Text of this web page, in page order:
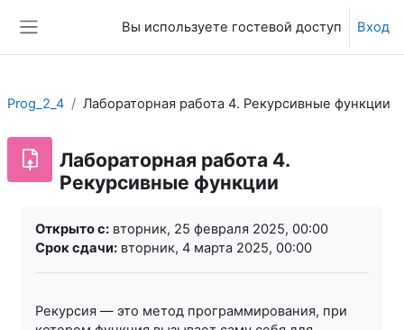
Вы используете гостевой доступ Вход
Prog_2_4 Лабораторная работа 4. Рекурсивные функции
Лабораторная работа 4.
Рекурсивные функции
Открыто с: вторник, 25 февраля 2025, 00:00
Срок сдачи: вторник, 4 марта 2025, 00:00
Рекурсия — это метод программирования, при